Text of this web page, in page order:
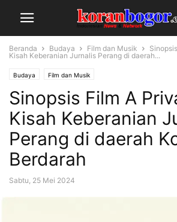
Beranda Budaya Film dan Musik
Kisah Keberanian Jurnalis Perang di daerah...
Budaya Film dan Musik
Sinopsis Film A
Kisah Keberanian
Perang di daerah
Berdarah
Sabtu, 25 Mei 2024